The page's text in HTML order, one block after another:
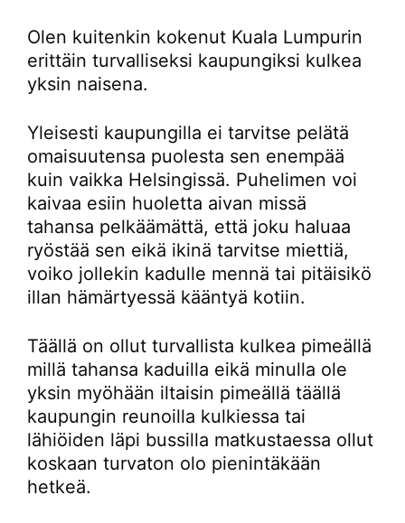
Olen kuitenkin kokenut Kuala Lumpurin
erittäin turvalliseksi kaupungiksi kulkea
yksin naisena.
Yleisesti kaupungilla ei tarvitse pelätä
omaisuutensa puolesta sen enempää
kuin vaikka Helsingissä. Puhelimen voi
kaivaa esiin huoletta aivan missä
tahansa pelkäämättä, että joku haluaa
ryöstää sen eikä ikinä tarvitse miettiä,
voiko jollekin kadulle mennä tai pitäisikö
illan hämärtyessä kääntyä kotiin.
Täällä on ollut turvallista kulkea pimeällä
millä tahansa kaduilla eikä minulla ole
yksin myöhään iltaisin pimeällä täällä
kaupungin reunoilla kulkiessa tai
lähiöiden läpi bussilla matkustaessa ollut
koskaan turvaton olo pienintäkään
hetkeä.